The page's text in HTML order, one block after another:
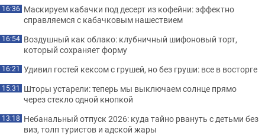
16:36 Маскируем кабачки под десерт из кофейни: эффектно
справляемся с кабачковым нашествием
16:54 Воздушный как облако: клубничный шифоновый торт,
который сохраняет форму
16:21 Удивил гостей кексом с грушей, но без груши: все в восторге
15:31 Шторы устарели: теперь мы выключаем солнце прямо
через стекло одной кнопкой
13:18 Небанальный отпуск 2026: куда тайно рвануть с детьми без
виз, толп туристов и адской жары